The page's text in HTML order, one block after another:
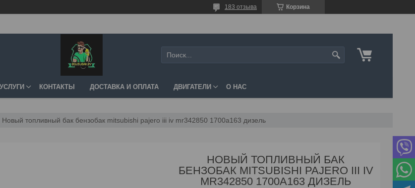
Корзина
183 отзыва
КОНТАКТЫ ДОСТАВКА И ОПЛАТА ДВИГАТЕЛИ О НАС
Новый топливный бак бензобак mitsubishi pajero iii iv mr342850 1700a163 дизель
НОВЫЙ ТОПЛИВНЫЙ БАК
БЕНЗОБАК MITSUBISHI PAJERO III IV
MR342850 1700A163 ДИЗЕЛЬ